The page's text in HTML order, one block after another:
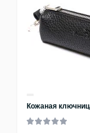
Кожаная